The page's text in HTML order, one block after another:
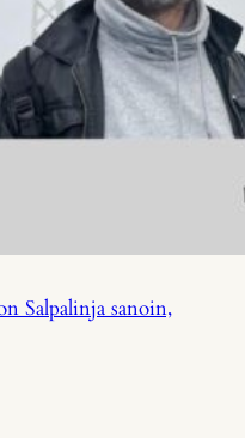
Salpalinja sanoin,